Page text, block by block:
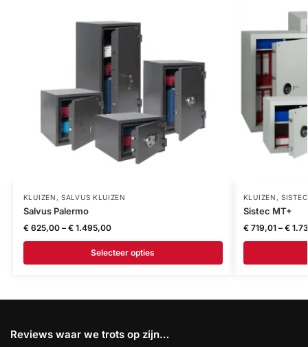
KLUIZEN ,SALVUS KLUIZEN
Salvus Palermo
€625,00 – €1.495,00
Selecteer opties
KLUIZEN ,
Sistec MT+
€719,01 – €
Reviews waar we trots op zijn…